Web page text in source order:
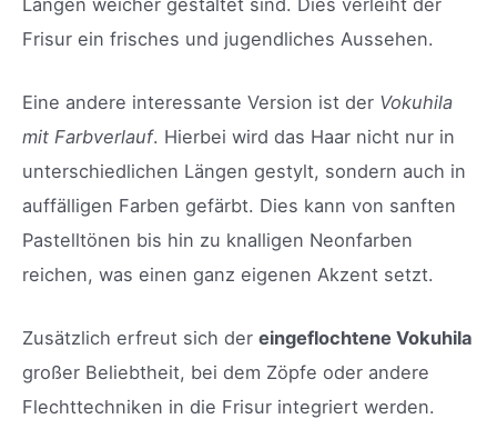
Frisur ein frisches und jugendliches Aussehen.
Eine andere interessante Version ist der Vokuhila
mit Farbverlauf. Hierbei wird das Haar nicht nur in
unterschiedlichen Längen gestylt, sondern auch in
auffälligen Farben gefärbt. Dies kann von sanften
Pastelltönen bis hin zu knalligen Neonfarben
reichen, was einen ganz eigenen Akzent setzt.
Zusätzlich erfreut sich der eingeflochtene Vokuhila
großer Beliebtheit, bei dem Zöpfe oder andere
Flechttechniken in die Frisur integriert werden.